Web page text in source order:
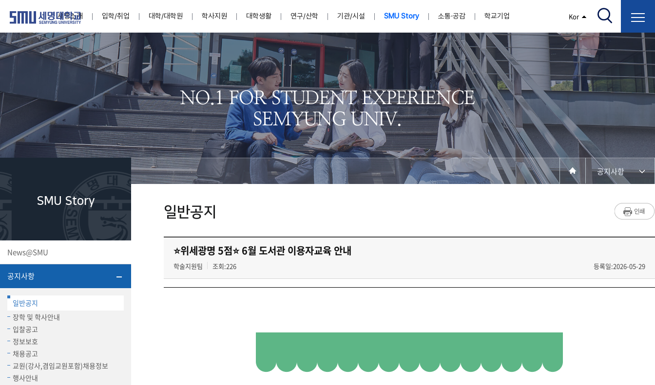
Kor
세명소개
세명소개
인재양성이 국가의 미래
세상을 밝게 비추는 인재양성
사이버투어 홍보브로슈어
학교법인
설립자발자취 이사장인사말 법인소개
자매회사 및 기관
이사회(개최, 회의록)
학교법인 임원과 친족관계에 있는 교직원 현황
열린총장실
인사말 역대총장
제8,9대 총장 이용걸
제6,7대 총장 김유성
제5대 총장 김광림
제4대 총장 염재선
건학이념 세명인재상 인재상과 5대핵심역량
대학소개
2020년대
상징물
심볼마크
대학현황
교직원현황
결산공고
등록금심의위원회 회의록
입학/취업
입학/취업
인재양성이 국가의 미래
세상을 밝게 비추는 인재양성
사이버투어 홍보브로슈어
대학
입학홈페이지 입학정보통합시스템(합격조회/고지서출력/납부조회)
대학원
일반ㆍ경영행정복지대학원 저널리즘대학원
International
Students
취·창업지원처
취·창업지원처 소개 학생종합경력시스템 세빈샵(온라인학생창업몰)
대학/대학원
대학/대학원
인재양성이 국가의 미래
세상을 밝게 비추는 인재양성
사이버투어 홍보브로슈어
대학
인문예술대학
미디어콘텐츠창작학과
외국어학부
아트앤산업디자인학과
실내디자인학과
시각·영상디자인학과
패션디자인학과
공연예술학과
영화웹툰애니메이션학과
미디어문화학부
사회과학대학
경찰학과
행정학과
법학과
부동산지적학과
소방방재학과
경영학과
회계세무금융학과
글로벌물류학과
호텔경영학과
관광경영학과
항공서비스학과
AI융합대학
AI컴퓨터학부
스마트IT학부
전기공학과
전자공학과
건축학과
건설환경공학과
환경에너지학과
전기전자공학과
재난안전학과
보건안전공학과
보건바이오대학
간호학과
작업치료학과
임상병리학과
바이오제약산업학부
바이오코스메틱학과
뷰티케어학과
바이오식품영양학부
동물보건학과
생활체육학과
반려동물산업학과
한의과대학 교양대학
연계전공
라이프복지상담학과
대학원
일반ㆍ경영행정복지대학원
평생교육원
학사지원
학사지원
인재양성이 국가의 미래
세상을 밝게 비추는 인재양성
사이버투어 홍보브로슈어
학사공지
학사일정
학사정보
교직과정안내
교직교육 목적 및 교육목표
이수안내
교직과목 해설
신청서 다운로드
연계전공
연계전공안내
e-Book디자인ㆍ제작학
정밀의료인공지능융합학
화장품생명융합학
천연물소재융합학
AI융합전공
수강신청
수강신청
동일과목전공인정
재수강
수강포기
계절학기
전자출결
유급
특별학점
전과
마이크로디그리 안내
복학
대학생활
대학생활
인재양성이 국가의 미래
세상을 밝게 비추는 인재양성
사이버투어 홍보브로슈어
대학생활 안내영상
학생지원
학생상담/심리 권익보호 사회봉사지원센터
센터 및 조직소개
규정집
주요업무
봉사단운영
장애학생지원센터
소개
지원서비스
장애학생도우미
찾아오시는길
학습역량강화
취업진로상담
학생증발급
학생활동
대학축제 학생자치기구
총학생회
학생커뮤니티 학생사회봉사 학생위원회
시설이용
편의점
학생식당
65번가
연구/산학
연구/산학
인재양성이 국가의 미래
세상을 밝게 비추는 인재양성
사이버투어 홍보브로슈어
산학협력단
산학협력단 소개 연구지원 지식재산권 부속기관 정보광장(자료실)
교내연구지원
교내학술연구비 지원 국제학술지 논문게재 지원
학술저서발간 지원
국제학술회의 참가경비 지원
학술대회 참가경비 지원 부설연구소 학술회의 개최 경비 지원
연구윤리
세명대학교 연구윤리 생명윤리위원회 동물실험윤리위원회
LINC+ 사업단
기관/시설
기관/시설
인재양성이 국가의 미래
세상을 밝게 비추는 인재양성
사이버투어 홍보브로슈어
기구조직표
특별기구
교육혁신·학생성공본부 대학혁신사업단 대학일자리플러스센터 인권센터
대학본부
교무연구처 기획실 학생처 사무처 입학관리본부 국제교류처
산학협력단
부속기관
학술정보원 평생교육원 편집방송국 학생생활관 보건진료소
예비군연대
공자학원
부설연구소
연구소 조직
학술·연구활동 실적
연구소 조직
구성원소개
도심관광활성화센터
화장품·건강기능식품 임상시험센터(SMCTC)
ANCHOR사업단
SMU Story
SMU Story
인재양성이 국가의 미래
세상을 밝게 비추는 인재양성
사이버투어 홍보브로슈어
News@SMU
공지사항
일반공지 장학 및 학사안내 입찰공고 정보보호
채용공고
교원(강사,겸임교원포함)채용정보
행사안내
보도자료
Photo SMU
학생활동 캠퍼스풍경
온라인접수시스템
해카톤 경진대회
소통·공감
소통·공감
인재양성이 국가의 미래
세상을 밝게 비추는 인재양성
사이버투어 홍보브로슈어
소통·공감
공익신고
학교기업
학교기업
인재양성이 국가의 미래
세상을 밝게 비추는 인재양성
사이버투어 홍보브로슈어
학교기업
세명네이처
세네뜨리아
S:MU 스포츠 아카데
미
S:MU LifeLap 다이
S:MU FoodLap 또
SMU Story
News@SMU
공지사항
일반공지
장학 및 학사안내
입찰공고
정보보호
채용공고
교원(강사,겸임교원포함)채용정보
행사안내
공지사항
입학/취업
대학/대학원
학사지원
대학생활
일반공지
⭐위세광명 5점⭐ 6월 도서관 이용자교육 안내
학술지원팀 조회:226 등록일:2026-05-29